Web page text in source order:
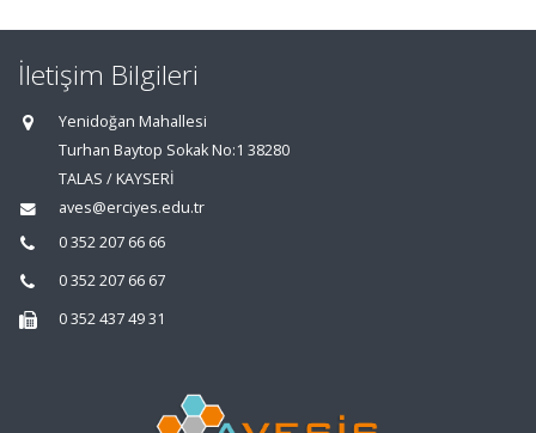
İletişim Bilgileri
Yenidoğan Mahallesi
Turhan Baytop Sokak No:1 38280
TALAS / KAYSERİ
aves@erciyes.edu.tr
0 352 207 66 66
0 352 207 66 67
0 352 437 49 31